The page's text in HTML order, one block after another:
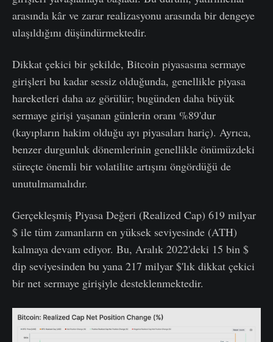
arasında kâr ve zarar realizasyonu arasında bir dengeye
ulaşıldığını düşündürmektedir.
Dikkat çekici bir şekilde, Bitcoin piyasasına sermaye
girişleri bu kadar sessiz olduğunda, genellikle piyasa
hareketleri daha az görülür; bugünden daha büyük
sermaye girişi yaşanan günlerin oranı %89'dur
(kayıpların hakim olduğu ayı piyasaları hariç). Ayrıca,
benzer durgunluk dönemlerinin genellikle önümüzdeki
süreçte önemli bir volatilite artışını öngördüğü de
unutulmamalıdır.
Gerçekleşmiş Piyasa Değeri (Realized Cap) 619 milyar
$ ile tüm zamanların en yüksek seviyesinde (ATH)
kalmaya devam ediyor. Bu, Aralık 2022'deki 15 bin $
dip seviyesinden bu yana 217 milyar $'lık dikkat çekici
bir net sermaye girişiyle desteklenmektedir.